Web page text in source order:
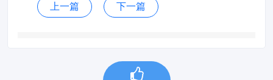
上一篇 下一篇